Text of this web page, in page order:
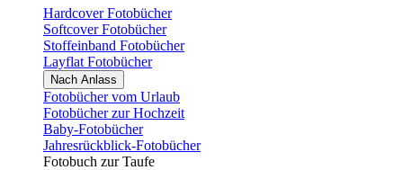
Hardcover Fotobücher
Softcover Fotobücher
Stoffeinband Fotobücher
Layflat Fotobücher
Nach Anlass
Fotobücher vom Urlaub
Fotobücher zur Hochzeit
Baby-Fotobücher
Jahresrückblick-Fotobücher
Fotobuch zur Taufe